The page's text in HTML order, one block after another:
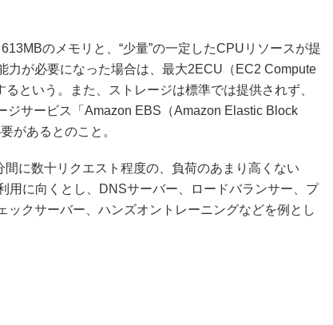
のメモリと、“少量”の一定したCPUリソースが提
力が必要になった場合は、最大2ECU（EC2 Compute
という。また、ストレージは標準では提供されず、
ジサービス「Amazon EBS（Amazon Elastic Block
があるとのこと。
に数十リクエスト程度の、負荷のあまり高くない
用に向くとし、DNSサーバー、ロードバランサー、プ
ックサーバー、ハンズオントレーニングなどを例とし